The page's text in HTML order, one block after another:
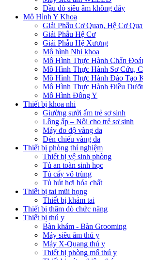
Đầu dò siêu âm không dây
Mô Hình Y Khoa
Giải Phẫu Cơ Quan, Hệ Cơ
Giải Phẫu Hệ Cơ
Giải Phẫu Hệ Xương
Mô hình Nhi khoa
Mô Hình Thực Hành Chẩn
Mô Hình Thực Hành Sơ Cứu,
Mô Hình Thực Hành Đào Tạo
Mô Hình Thực Hành Điều
Mô Hình Đông Y
Thiết bị khoa nhi
Giường sưởi ấm trẻ sơ sinh
Lồng ấp – Nôi cho trẻ sơ sinh
Máy đo độ vàng da
Đèn chiếu vàng da
Thiết bị phòng thí nghiệm
Thiết bị vệ sinh phòng
Tủ an toàn sinh học
Tủ cấy vô trùng
Tủ hút hơi hóa chất
Thiết bị tai mũi họng
Thiết bị khám tai
Thiết bị thăm dò chức năng
Thiết bị thú y
Bàn khám - Bàn Grooming
Máy siêu âm thú y
Máy X-Quang thú y
Thiết bị phòng mổ thú y